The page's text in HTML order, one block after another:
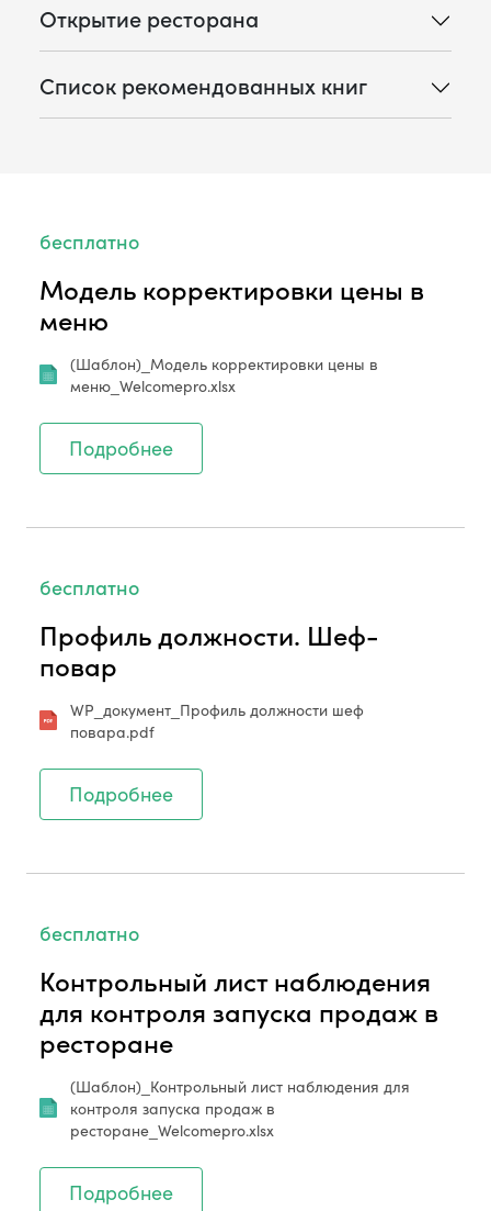
Открытие ресторана
Список рекомендованных книг
Модель корректировки цены в
меню
(Шаблон)_Модель корректировки цены в
меню_Welcomepro.xlsx
Подробнее
бесплатно
Профиль должности. Шеф-
повар
WP_документ_Профиль должности шеф
повара.pdf
Подробнее
бесплатно
Контрольный лист наблюдения
для контроля запуска продаж в
ресторане
(Шаблон)_Контрольный лист наблюдения для
контроля запуска продаж в
ресторане_Welcomepro.xlsx
Подробнее
бесплатно